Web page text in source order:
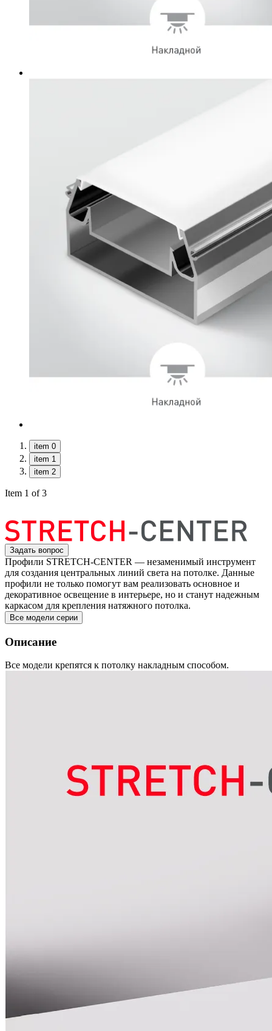
item 0
item 1
item 2
Item 1 of 3
Задать вопрос
Профили STRETCH-CENTER — незаменимый инструмент
для создания центральных линий света на потолке. Данные
профили не только помогут вам реализовать основное и
декоративное освещение в интерьере, но и станут надежным
каркасом для крепления натяжного потолка.
Все модели серии
Описание
Все модели крепятся к потолку накладным способом.